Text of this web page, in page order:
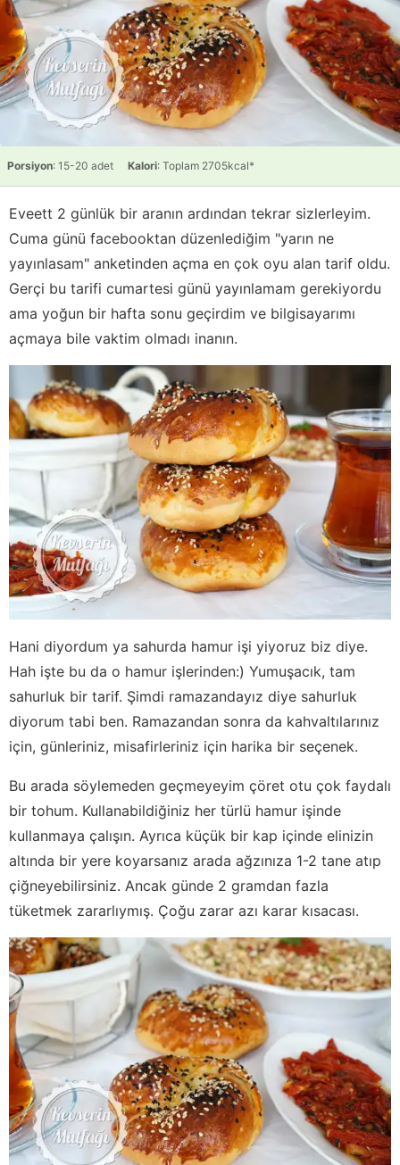
Porsiyon: 15-20 adet Kalori: Toplam 2705kcal*
Eveett 2 günlük bir aranın ardından tekrar sizlerleyim.
Cuma günü facebooktan düzenlediğim "yarın ne
yayınlasam" anketinden açma en çok oyu alan tarif oldu.
Gerçi bu tarifi cumartesi günü yayınlamam gerekiyordu
ama yoğun bir hafta sonu geçirdim ve bilgisayarımı
açmaya bile vaktim olmadı inanın.
Hani diyordum ya sahurda hamur işi yiyoruz biz diye.
Hah işte bu da o hamur işlerinden:) Yumuşacık, tam
sahurluk bir tarif. Şimdi ramazandayız diye sahurluk
diyorum tabi ben. Ramazandan sonra da kahvaltılarınız
için, günleriniz, misafirleriniz için harika bir seçenek.
Bu arada söylemeden geçmeyeyim çöret otu çok faydalı
bir tohum. Kullanabildiğiniz her türlü hamur işinde
kullanmaya çalışın. Ayrıca küçük bir kap içinde elinizin
altında bir yere koyarsanız arada ağzınıza 1-2 tane atıp
çiğneyebilirsiniz. Ancak günde 2 gramdan fazla
tüketmek zararlıymış. Çoğu zarar azı karar kısacası.